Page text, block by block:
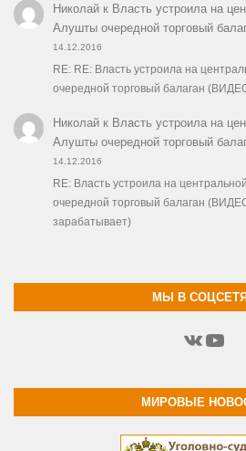
Николайк Власть устроила на
Алушты очередной торговый
14.12.2016
RE: RE: Власть устроила на
очередной торговый балаган
Николайк Власть устроила на
Алушты очередной торговый
14.12.2016
RE: Власть устроила на
очередной торговый балаган
зарабатывает)
МЫ В
МИРОВЫЕ